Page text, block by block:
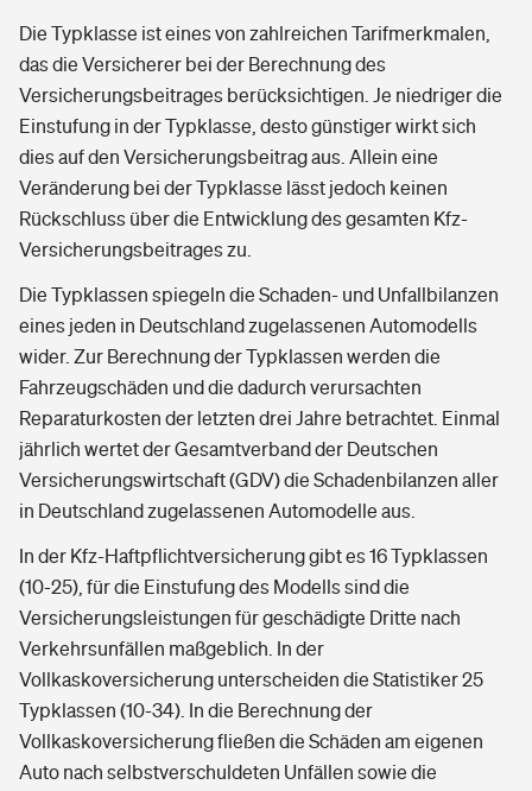
Die Typklasse ist eines von zahlreichen Tarifmerkmalen,
das die Versicherer bei der Berechnung des
Versicherungsbeitrages berücksichtigen. Je niedriger die
Einstufung in der Typklasse, desto günstiger wirkt sich
dies auf den Versicherungsbeitrag aus. Allein eine
Veränderung bei der Typklasse lässt jedoch keinen
Rückschluss über die Entwicklung des gesamten Kfz-
Versicherungsbeitrages zu.
Die Typklassen spiegeln die Schaden- und Unfallbilanzen
eines jeden in Deutschland zugelassenen Automodells
wider. Zur Berechnung der Typklassen werden die
Fahrzeugschäden und die dadurch verursachten
Reparaturkosten der letzten drei Jahre betrachtet. Einmal
jährlich wertet der Gesamtverband der Deutschen
Versicherungswirtschaft (GDV) die Schadenbilanzen aller
in Deutschland zugelassenen Automodelle aus.
In der Kfz-Haftpflichtversicherung gibt es 16 Typklassen
(10-25), für die Einstufung des Modells sind die
Versicherungsleistungen für geschädigte Dritte nach
Verkehrsunfällen maßgeblich. In der
Vollkaskoversicherung unterscheiden die Statistiker 25
Typklassen (10-34). In die Berechnung der
Vollkaskoversicherung fließen die Schäden am eigenen
Auto nach selbstverschuldeten Unfällen sowie die